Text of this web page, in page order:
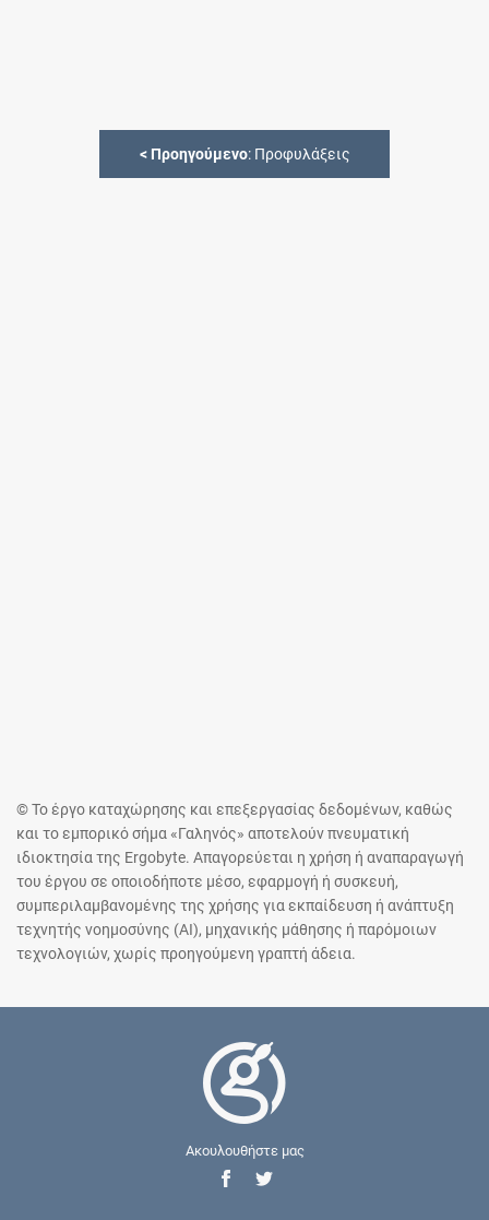
< Προηγούμενο: Προφυλάξεις
© Το έργο καταχώρησης και επεξεργασίας δεδομένων, καθώς
και το εμπορικό σήμα «Γαληνός» αποτελούν πνευματική
ιδιοκτησία της Ergobyte. Απαγορεύεται η χρήση ή αναπαραγωγή
του έργου σε οποιοδήποτε μέσο, εφαρμογή ή συσκευή,
συμπεριλαμβανομένης της χρήσης για εκπαίδευση ή ανάπτυξη
τεχνητής νοημοσύνης (AI), μηχανικής μάθησης ή παρόμοιων
τεχνολογιών, χωρίς προηγούμενη γραπτή άδεια.
Ακουλουθήστε μας